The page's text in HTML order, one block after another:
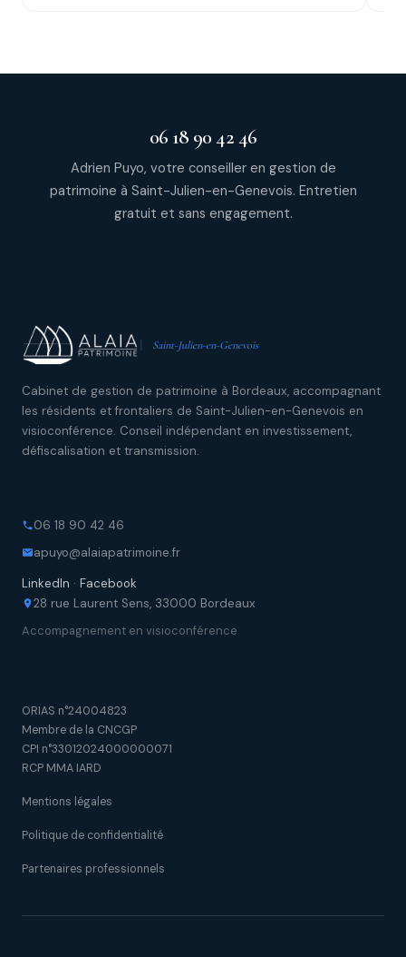
06 18 90 42 46
Adrien Puyo, votre conseiller en gestion de
patrimoine à Saint-Julien-en-Genevois. Entretien
gratuit et sans engagement.
Saint-Julien-en-Genevois
Cabinet de gestion de patrimoine à Bordeaux, accompagnant
les résidents et frontaliers de Saint-Julien-en-Genevois en
visioconférence. Conseil indépendant en investissement,
défiscalisation et transmission.
06 18 90 42 46
apuyo@alaiapatrimoine.fr
LinkedIn · Facebook
28 rue Laurent Sens, 33000 Bordeaux
Accompagnement en visioconférence
ORIAS n°24004823
Membre de la CNCGP
CPI n°33012024000000071
RCP MMA IARD
Mentions légales
Politique de confidentialité
Partenaires professionnels